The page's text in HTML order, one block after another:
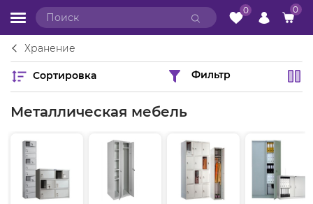
0 0
Хранение
Сортировка Фильтр
Металлическая мебель